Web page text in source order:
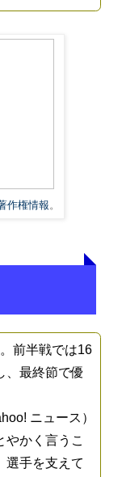
作権情報 。
前半戦では16
、最終節で優
ニュース）
かく言うこ
選手を支えて